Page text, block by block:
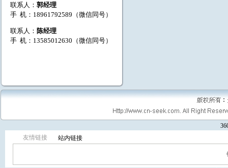
联系人： 郭经理
手 机：18961792589（微信同号）
联系人： 陈经理
手 机：13585012630（微信同号）
友情链接
站内链接